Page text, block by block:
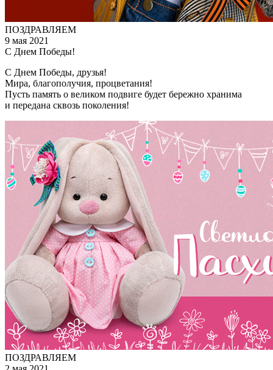
ПОЗДРАВЛЯЕМ
9 мая 2021
С Днем Победы!
С Днем Победы, друзья!
Мира, благополучия, процветания!
Пусть память о великом подвиге будет бережно хранима
и передана сквозь поколения!
ПОЗДРАВЛЯЕМ